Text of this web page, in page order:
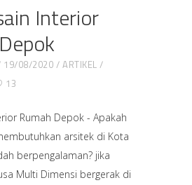
Interior
19/08/2020
ARTIKEL
13
Rumah Depok - Apakah
arsitek di Kota
berpengalaman? jika
Multi Dimensi bergerak di